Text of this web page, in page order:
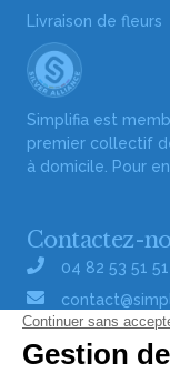
Livraison de fleurs
Simplifia est
premier collectif
à domicile. Pour
Contactez-
04 82 53 51 51